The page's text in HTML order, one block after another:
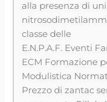
alla presenza di
classe delle
E.N.P.A.F. Eventi
ECM Formazione
Modulistica
Prezzo di zantac